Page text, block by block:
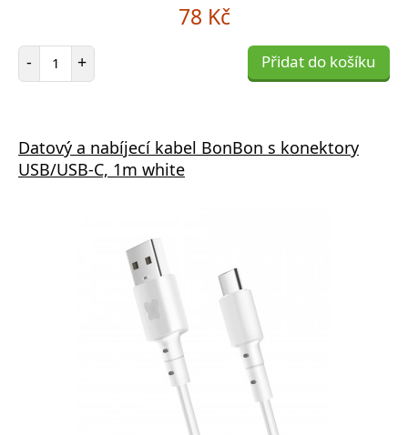
78 Kč
- Počet položek
+ Přidat do košíku
Datový a nabíjecí kabel BonBon s konektory
USB/USB-C, 1m white